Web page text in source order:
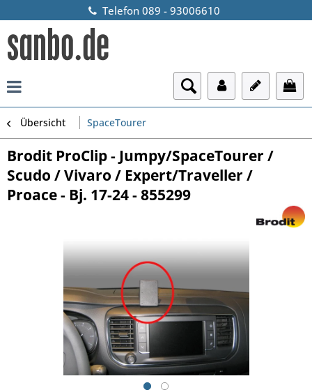
Telefon 089 - 93006610
Übersicht SpaceTourer
Brodit ProClip - Jumpy/SpaceTourer /
Scudo / Vivaro / Expert/Traveller /
Proace - Bj. 17-24 - 855299